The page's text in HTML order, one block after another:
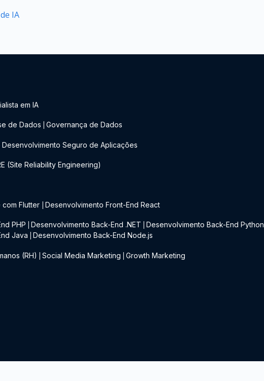
IA
em IA
de Dados Governança de Dados
Desenvolvimento Seguro de Aplicações
(Site Reliability Engineering)
Flutter Desenvolvimento Front-End React
PHP Desenvolvimento Back-End .NET Desenvolvimento Back-End Python
Java Desenvolvimento Back-End Node.js
(RH) Social Media Marketing Growth Marketing